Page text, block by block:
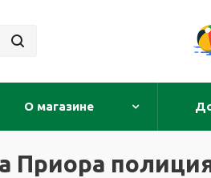
О магазине
Приора